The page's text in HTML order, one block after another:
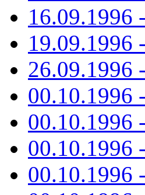
16.09.1996
19.09.1996
26.09.1996
00.10.1996
00.10.1996
00.10.1996
00.10.1996